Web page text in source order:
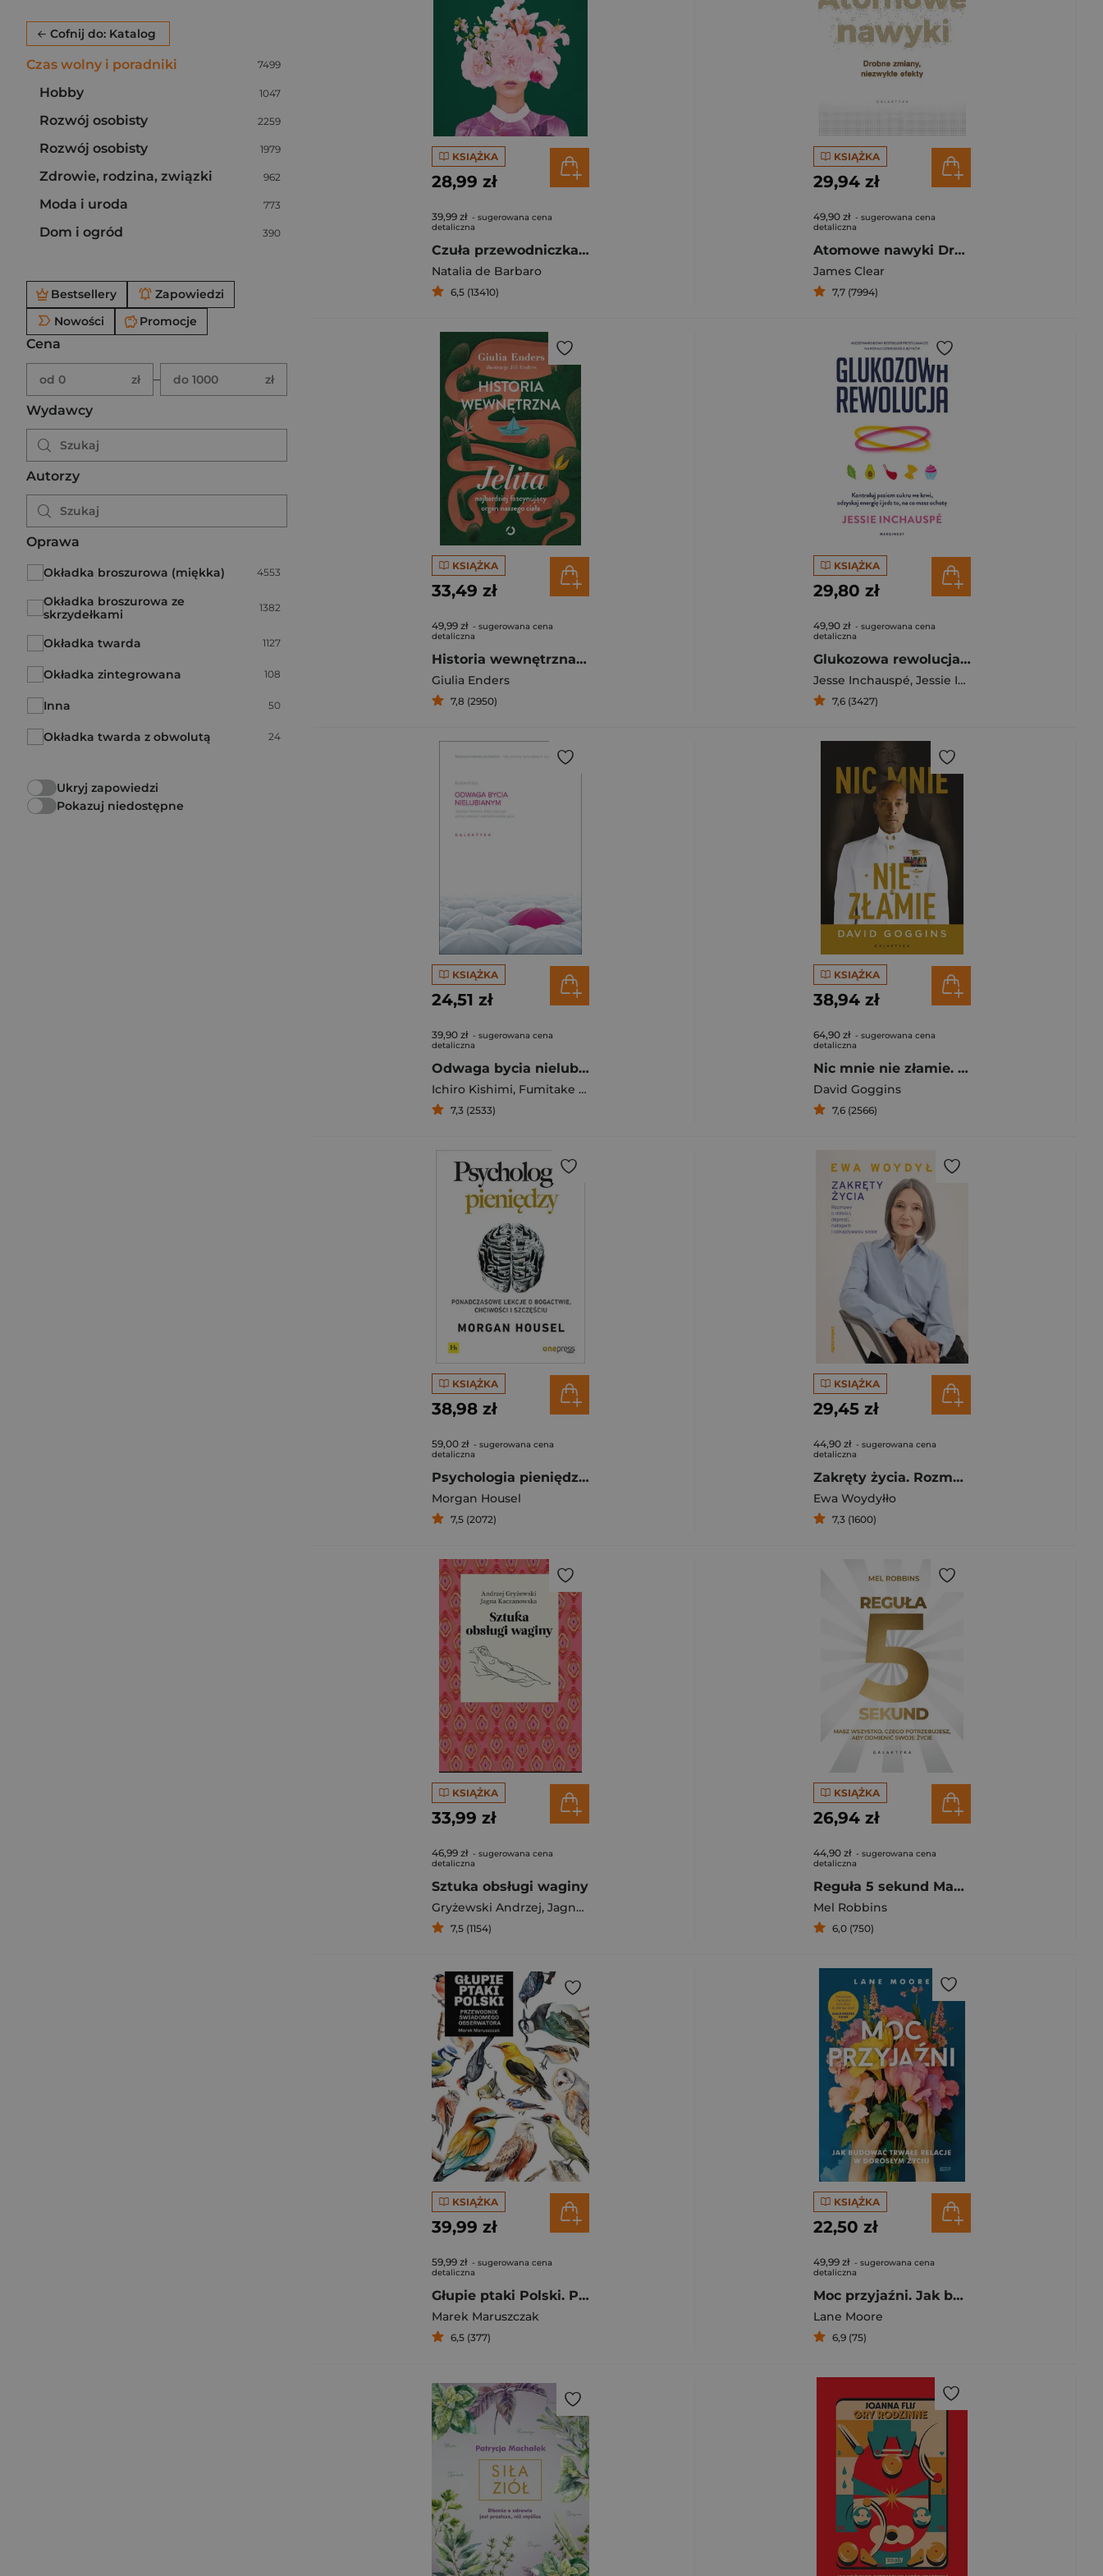
Czas wolny i poradniki Liczba pozycji:
7499
Cofnij do: Katalog
Hobby Liczba pozycji:
1047
Rozwój osobisty Liczba pozycji:
2259
Rozwój osobisty Liczba pozycji:
1979
Zdrowie, rodzina, związki Liczba pozycji:
962
Moda i uroda Liczba pozycji:
773
Dom i ogród Liczba pozycji:
390
Po użyciu produkty będą automatycznie filtrowane. Wybierz filtry.
Bestsellery
Zapowiedzi
Nowości
Promocje
Cena
Brak ustawionego zakresu ceny.
Podaj zakres ceny w złotych.
od 0 zł – do 1000 zł
Wydawcy
Autorzy
Oprawa
Okładka broszurowa (miękka) Liczba pozycji:
4553
Okładka broszurowa ze
skrzydełkami
Liczba pozycji:
1382
Okładka twarda Liczba pozycji:
1127
Okładka zintegrowana Liczba pozycji:
108
Inna Liczba pozycji:
50
Okładka twarda z obwolutą Liczba pozycji:
24
Ukryj zapowiedzi
Pokazuj niedostępne
KSIĄŻKA
28,99 zł
39,99 zł - sugerowana cena
detaliczna
Czuła przewodniczka Kobieca droga do siebie
Natalia de Barbaro
6,5 (13410)
KSIĄŻKA
29,94 zł
49,90 zł - sugerowana cena
detaliczna
Atomowe nawyki Drobne zmiany, niezwykłe efekty
James Clear
7,7 (7994)
KSIĄŻKA
33,49 zł
49,99 zł - sugerowana cena
detaliczna
Historia wewnętrzna. Jelita – najbardziej fascynujący organ naszego ciała
Giulia Enders
7,8 (2950)
KSIĄŻKA
29,80 zł
49,90 zł - sugerowana cena
detaliczna
Glukozowa rewolucja Kontroluj poziom cukru we krwi, odzyskaj energię i jedz to, na co masz ochotę
Jesse Inchauspé, Jessie Inchauspé
7,6 (3427)
KSIĄŻKA
24,51 zł
39,90 zł - sugerowana cena
detaliczna
Odwaga bycia nielubianym Japoński fenomen, który pokazuje, jak być wolnym i odmienić własne życie
Ichiro Kishimi, Fumitake Koga
7,3 (2533)
KSIĄŻKA
38,94 zł
64,90 zł - sugerowana cena
detaliczna
Nic mnie nie złamie. Zapanuj nad swoim umysłem i pokonaj przeciwności losu
David Goggins
7,6 (2566)
KSIĄŻKA
38,98 zł
59,00 zł - sugerowana cena
detaliczna
Psychologia pieniędzy Ponadczasowe lekcje o bogactwie, chciwości i szczęściu
Morgan Housel
7,5 (2072)
KSIĄŻKA
29,45 zł
44,90 zł - sugerowana cena
detaliczna
Zakręty życia. Rozmowy o miłości, depresji, nałogach i odnajdywaniu siebie
Ewa Woydyłło
7,3 (1600)
KSIĄŻKA
33,99 zł
46,99 zł - sugerowana cena
detaliczna
Sztuka obsługi waginy
Gryżewski Andrzej, Jagna Kaczanowska
7,5 (1154)
KSIĄŻKA
26,94 zł
44,90 zł - sugerowana cena
detaliczna
Reguła 5 sekund Masz wszystko czego potrzebujesz, aby odmienić swoje życie
Mel Robbins
6,0 (750)
KSIĄŻKA
39,99 zł
59,99 zł - sugerowana cena
detaliczna
Głupie ptaki Polski. Przewodnik świadomego obserwatora
Marek Maruszczak
6,5 (377)
KSIĄŻKA
22,50 zł
49,99 zł - sugerowana cena
detaliczna
Moc przyjaźni. Jak budować trwałe relacje w dorosłym życiu
Lane Moore
6,9 (75)